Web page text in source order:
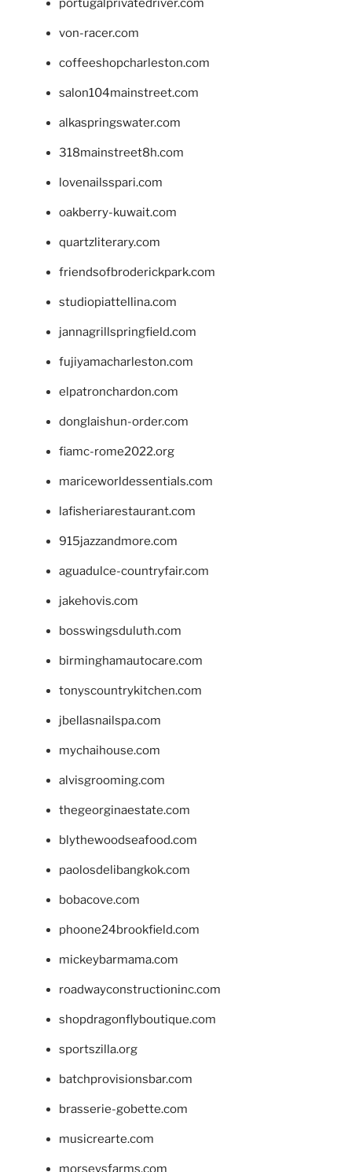
portugalprivatedriver.com
von-racer.com
coffeeshopcharleston.com
salon104mainstreet.com
alkaspringswater.com
318mainstreet8h.com
lovenailsspari.com
oakberry-kuwait.com
quartzliterary.com
friendsofbroderickpark.com
studiopiattellina.com
jannagrillspringfield.com
fujiyamacharleston.com
elpatronchardon.com
donglaishun-order.com
fiamc-rome2022.org
mariceworldessentials.com
lafisheriarestaurant.com
915jazzandmore.com
aguadulce-countryfair.com
jakehovis.com
bosswingsduluth.com
birminghamautocare.com
tonyscountrykitchen.com
jbellasnailspa.com
mychaihouse.com
alvisgrooming.com
thegeorginaestate.com
blythewoodseafood.com
paolosdelibangkok.com
bobacove.com
phoone24brookfield.com
mickeybarmama.com
roadwayconstructioninc.com
shopdragonflyboutique.com
sportszilla.org
batchprovisionsbar.com
brasserie-gobette.com
musicrearte.com
morseysfarms.com